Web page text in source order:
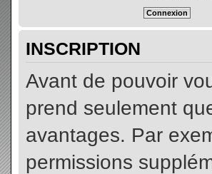
INSCRIPTION
Avant de pouvoir
prend seulement
avantages. Par
permissions